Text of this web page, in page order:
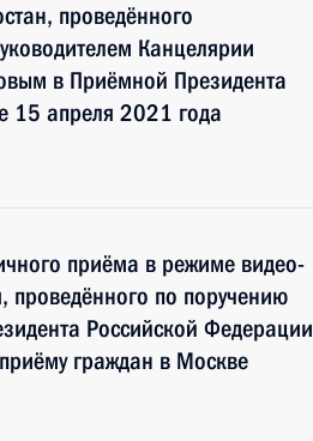
проведённого
Канцелярии
в Приёмной Президента
15 апреля 2021 года
приёма в режиме видео-
проведённого по поручению
Российской Федерации
граждан в Москве